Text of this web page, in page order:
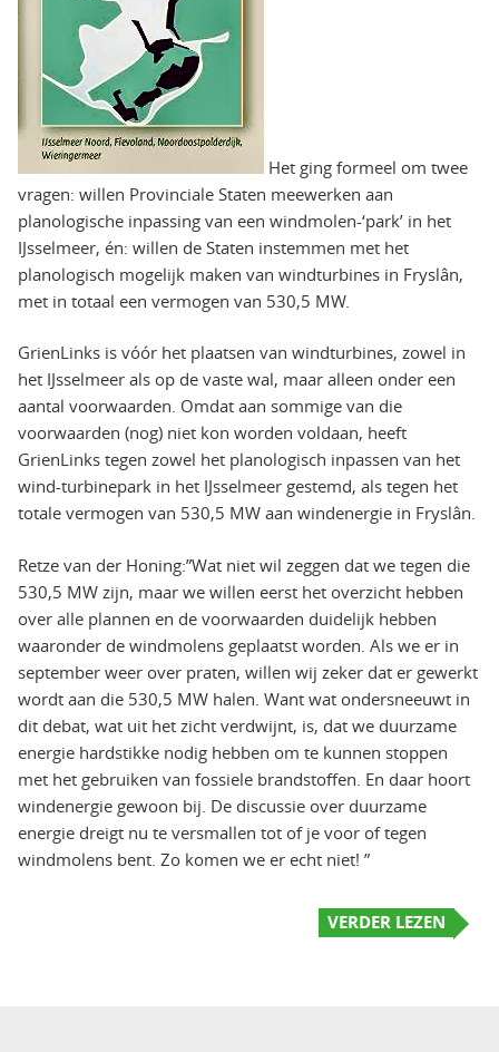
Het ging formeel om twee
vragen: willen Provinciale Staten meewerken aan
planologische inpassing van een windmolen-‘park’ in het
IJsselmeer, én: willen de Staten instemmen met het
planologisch mogelijk maken van windturbines in Fryslân,
met in totaal een vermogen van 530,5 MW.
GrienLinks is vóór het plaatsen van windturbines, zowel in
het IJsselmeer als op de vaste wal, maar alleen onder een
aantal voorwaarden. Omdat aan sommige van die
voorwaarden (nog) niet kon worden voldaan, heeft
GrienLinks tegen zowel het planologisch inpassen van het
wind-turbinepark in het IJsselmeer gestemd, als tegen het
totale vermogen van 530,5 MW aan windenergie in Fryslân.
Retze van der Honing:”Wat niet wil zeggen dat we tegen die
530,5 MW zijn, maar we willen eerst het overzicht hebben
over alle plannen en de voorwaarden duidelijk hebben
waaronder de windmolens geplaatst worden. Als we er in
september weer over praten, willen wij zeker dat er gewerkt
wordt aan die 530,5 MW halen. Want wat ondersneeuwt in
dit debat, wat uit het zicht verdwijnt, is, dat we duurzame
energie hardstikke nodig hebben om te kunnen stoppen
met het gebruiken van fossiele brandstoffen. En daar hoort
windenergie gewoon bij. De discussie over duurzame
energie dreigt nu te versmallen tot of je voor of tegen
windmolens bent. Zo komen we er echt niet! ”
VERDER LEZEN